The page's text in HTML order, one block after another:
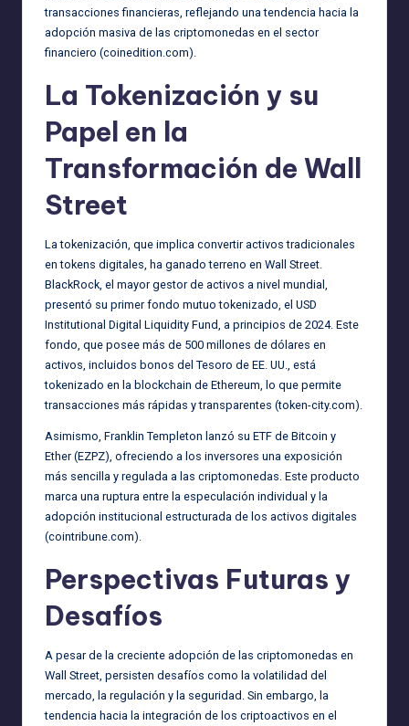
transacciones financieras, reflejando una tendencia hacia la
adopción masiva de las criptomonedas en el sector
financiero (coinedition.com)
La Tokenización y su
Papel en la
Transformación de Wall
Street
La tokenización, que implica convertir activos tradicionales
en tokens digitales, ha ganado terreno en Wall Street.
BlackRock, el mayor gestor de activos a nivel mundial,
presentó su primer fondo mutuo tokenizado, el USD
Institutional Digital Liquidity Fund, a principios de 2024. Este
fondo, que posee más de 500 millones de dólares en
activos, incluidos bonos del Tesoro de EE. UU., está
tokenizado en la blockchain de Ethereum, lo que permite
transacciones más rápidas y transparentes (token-city.com)
Asimismo, Franklin Templeton lanzó su ETF de Bitcoin y
Ether (EZPZ), ofreciendo a los inversores una exposición
más sencilla y regulada a las criptomonedas. Este producto
marca una ruptura entre la especulación individual y la
adopción institucional estructurada de los activos digitales
(cointribune.com)
Perspectivas Futuras y
Desafíos
A pesar de la creciente adopción de las criptomonedas en
Wall Street, persisten desafíos como la volatilidad del
mercado, la regulación y la seguridad. Sin embargo, la
tendencia hacia la integración de los criptoactivos en el